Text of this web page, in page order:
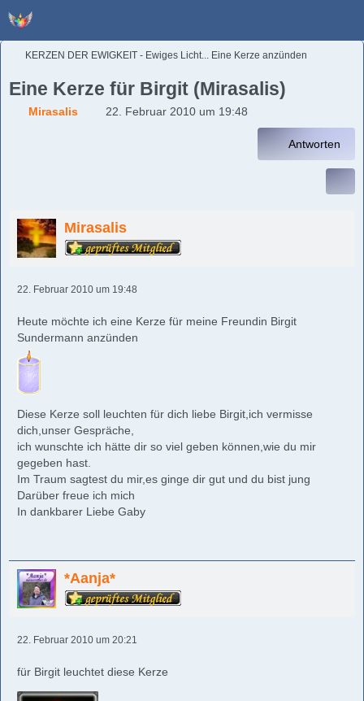
KERZEN DER EWIGKEIT - Ewiges Licht... Eine Kerze anzünden
Eine Kerze für Birgit (Mirasalis)
Mirasalis 22. Februar 2010 um 19:48
Antworten
Mirasalis
22. Februar 2010 um 19:48
Heute möchte ich eine Kerze für meine Freundin Birgit
Sundermann anzünden
Diese Kerze soll leuchten für dich liebe Birgit,ich vermisse
dich,unser Gespräche,
ich wunschte ich hätte dir so viel geben können,wie du mir
gegeben hast.
Im Traum sagtest du mir,es ginge dir gut und du bist jung
Darüber freue ich mich
In dankbarer Liebe Gaby
*Aanja*
22. Februar 2010 um 20:21
für Birgit leuchtet diese Kerze